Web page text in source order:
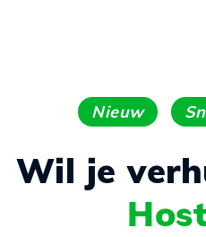
Nieuw
Wil je